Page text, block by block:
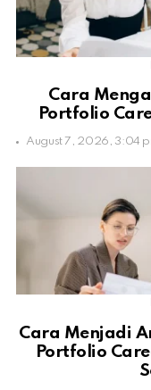
Cara
Portfolio
August 7, 2026, 3:04
Cara Menjadi
Portfolio